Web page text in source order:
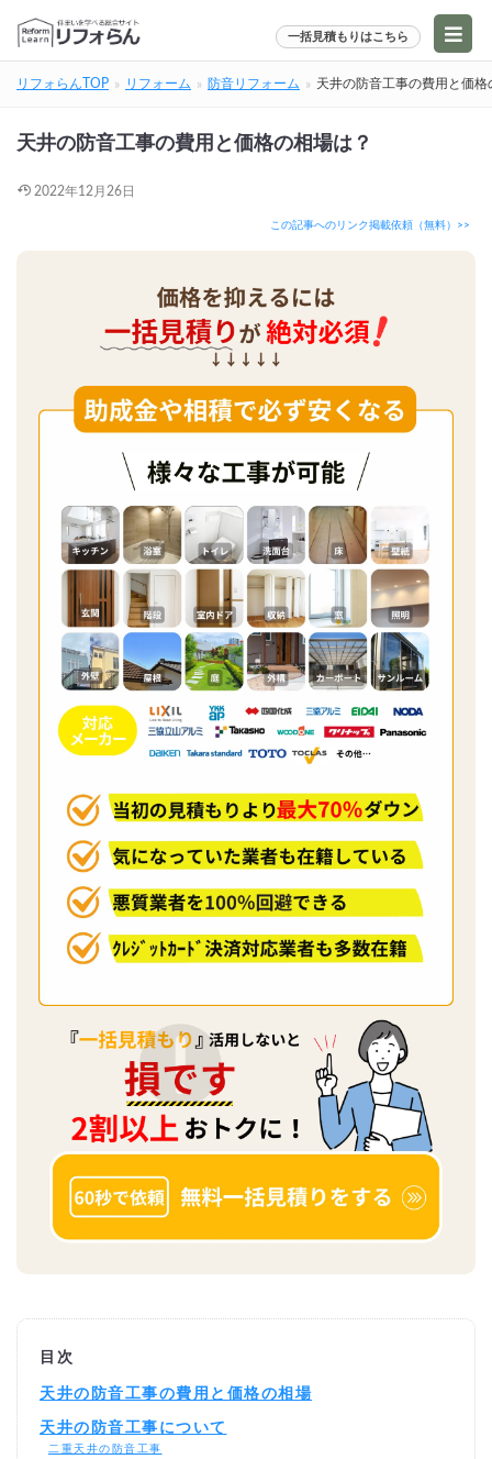
一括見積もりはこちら
リフォらんTOP リフォーム 防音リフォーム 天井の防音工事の費用と価格
天井の防音工事の費用と価格の相場は？
2022年12月26日
この記事へのリンク掲載依頼（無料）>>
目次
天井の防音工事の費用と価格の相場
天井の防音工事について
二重天井の防音工事